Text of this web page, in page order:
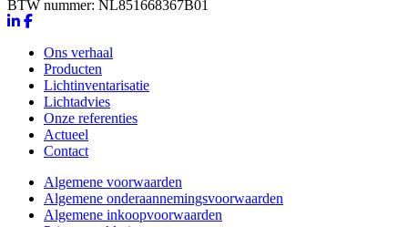
BTW nummer: NL851668367B01
Ons verhaal
Producten
Lichtinventarisatie
Lichtadvies
Onze referenties
Actueel
Contact
Algemene voorwaarden
Algemene onderaannemingsvoorwaarden
Algemene inkoopvoorwaarden